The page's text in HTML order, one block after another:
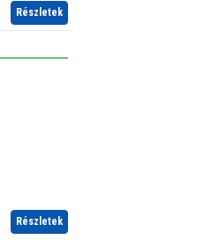
Részletek
Részletek